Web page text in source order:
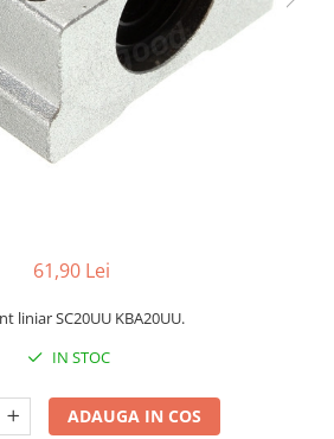
61,90 Lei
liniar SC20UU KBA20UU.
IN STOC
ADAUGA IN COS